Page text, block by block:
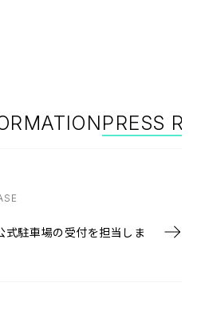
PRESS
式駐車場の受付を担当しま